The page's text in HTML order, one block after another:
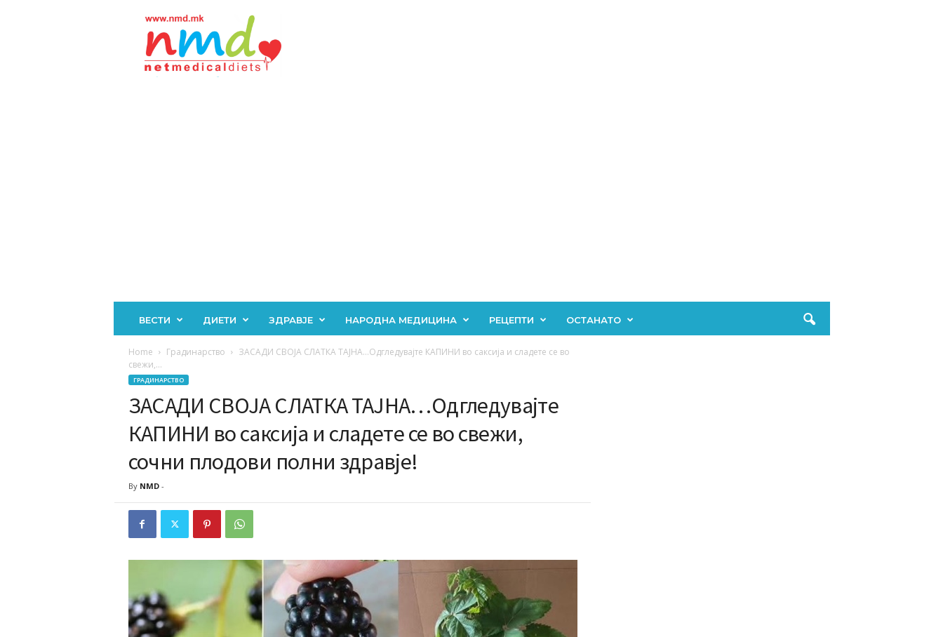
ВЕСТИ ДИЕТИ ЗДРАВЈЕ НАРОДНА МЕДИЦИНА РЕЦЕПТИ ОСТАНАТО
Home Градинарство
ЗАСАДИ СВОЈА СЛАТКА ТАЈНА…Одгледувајте КАПИНИ во саксија и сладете се во
свежи,...
ГРАДИНАРСТВО
ЗАСАДИ СВОЈА СЛАТКА ТАЈНА…Одгледувајте
КАПИНИ во саксија и сладете се во свежи,
сочни плодови полни здравје!
By NMD-